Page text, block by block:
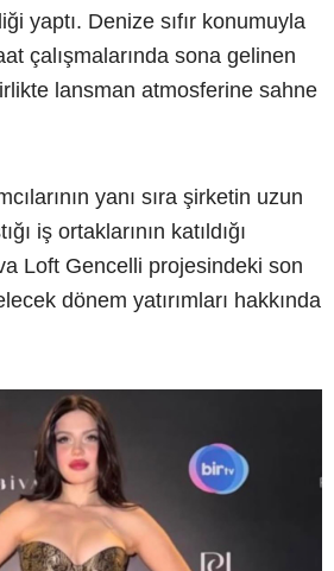
yaptı. Denize sıfır konumuyla
çalışmalarında sona gelinen
lansman atmosferine sahne
yanı sıra şirketin uzun
iş ortaklarının katıldığı
Loft Gencelli projesindeki son
dönem yatırımları hakkında